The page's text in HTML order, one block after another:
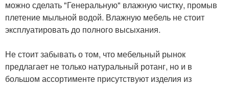
можно сделать "Генеральную" влажную чистку, промыв
плетение мыльной водой. Влажную мебель не стоит
эксплуатировать до полного высыхания.
Не стоит забывать о том, что мебельный рынок
предлагает не только натуральный ротанг, но и в
большом ассортименте присутствуют изделия из